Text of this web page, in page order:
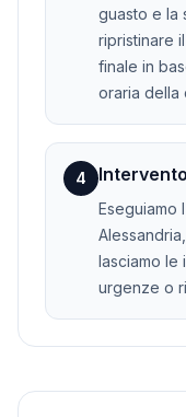
guasto e la
ripristinare
finale in
oraria della
4
Eseguiamo
lasciamo le
urgenze o